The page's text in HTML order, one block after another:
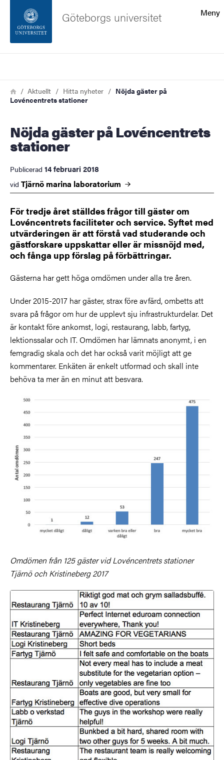
Sidfoten
Om webbplatsen
Meny
Göteborgs universitet
Länkstig
HemAktuellt Hitta nyheter
Nöjda gäster på
Lovéncentrets stationer
Nöjda gäster på Lovéncentrets
stationer
Publicerad 14 februari 2018
vid Tjärnö marina laboratorium
För tredje året ställdes frågor till gäster om
Lovéncentrets faciliteter och service. Syftet med
utvärderingen är att förstå vad studerande och
gästforskare uppskattar eller är missnöjd med,
och fånga upp förslag på förbättringar.
Gästerna har gett höga omdömen under alla tre åren.
Under 2015-2017 har gäster, strax före avfärd, ombetts att
svara på frågor om hur de upplevt sju infrastrukturdelar. Det
är kontakt före ankomst, logi, restaurang, labb, fartyg,
lektionssalar och IT. Omdömen har lämnats anonymt, i en
femgradig skala och det har också varit möjligt att ge
kommentarer. Enkäten är enkelt utformad och skall inte
behöva ta mer än en minut att besvara.
Omdömen från 125 gäster vid Lovéncentrets stationer
Tjärnö och Kristineberg 2017